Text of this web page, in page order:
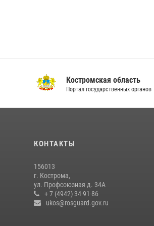
Костромская область
Портал государственных органов
КОНТАКТЫ
156013
г. Кострома,
ул. Профсоюзная д. 34А
+ 7 (4942) 34-91-86
ukos@rosguard.gov.ru